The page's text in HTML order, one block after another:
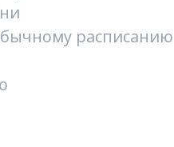
расписанию